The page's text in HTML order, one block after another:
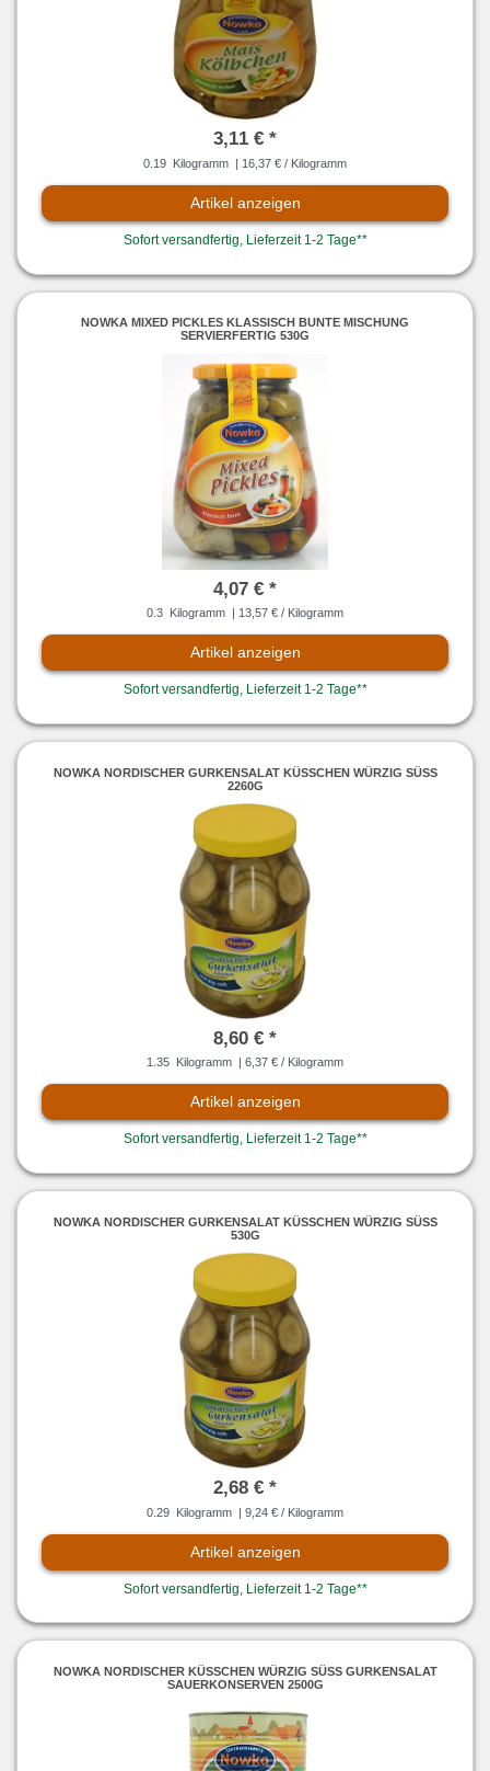
3,11 € *
0.19 Kilogramm | 16,37 € / Kilogramm
Artikel anzeigen
Sofort versandfertig, Lieferzeit 1-2 Tage**
NOWKA MIXED PICKLES KLASSISCH BUNTE MISCHUNG
SERVIERFERTIG 530G
4,07 € *
0.3 Kilogramm | 13,57 € / Kilogramm
Artikel anzeigen
Sofort versandfertig, Lieferzeit 1-2 Tage**
NOWKA NORDISCHER GURKENSALAT KÜSSCHEN WÜRZIG SÜSS 2
260G
8,60 € *
1.35 Kilogramm | 6,37 € / Kilogramm
Artikel anzeigen
Sofort versandfertig, Lieferzeit 1-2 Tage**
NOWKA NORDISCHER GURKENSALAT KÜSSCHEN WÜRZIG SÜSS 5
30G
2,68 € *
0.29 Kilogramm | 9,24 € / Kilogramm
Artikel anzeigen
Sofort versandfertig, Lieferzeit 1-2 Tage**
NOWKA NORDISCHER KÜSSCHEN WÜRZIG SÜSS GURKENSALAT S
AUERKONSERVEN 2500G